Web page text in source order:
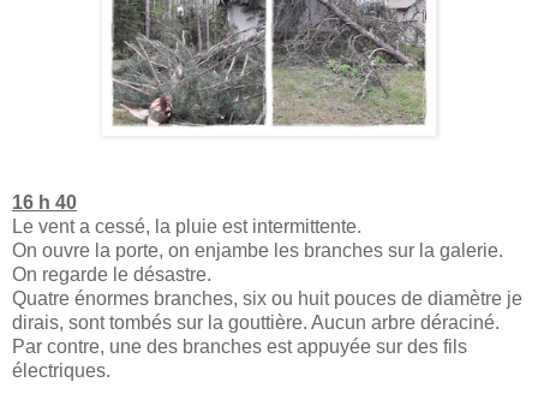
16 h 40
Le vent a cessé, la pluie est intermittente.
On ouvre la porte, on enjambe les branches sur la galerie.
On regarde le désastre.
Quatre énormes branches, six ou huit pouces de diamètre je
dirais, sont tombés sur la gouttière. Aucun arbre déraciné.
Par contre, une des branches est appuyée sur des fils
électriques.